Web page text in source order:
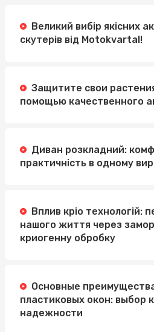
Великий вибір якісних
скутерів від Motokvartal!
Защитите свои
помощью качественного
Диван розкладний:
практичність в одному
Вплив кріо технологій:
нашого життя через
криогенну обробку
Основные
пластиковых окон: выбор
надежности